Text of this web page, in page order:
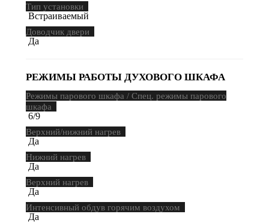
Тип установки
Встраиваемый
Доводчик двери
Да
РЕЖИМЫ РАБОТЫ ДУХОВОГО ШКАФА
Режимы парового шкафа / Спец. режимы парового
шкафа
6/9
Верхний/нижний нагрев
Да
Нижний нагрев
Да
Верхний нагрев
Да
Интенсивный обдув горячим воздухом
Да